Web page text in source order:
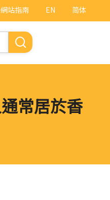
EN 简体
站指南
常居於香